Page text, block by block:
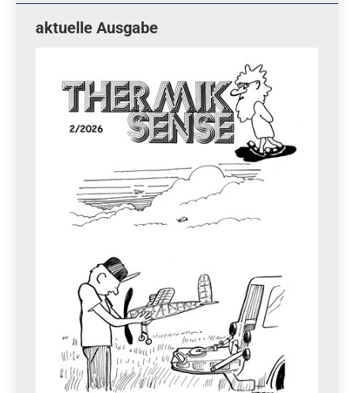
aktuelle Ausgabe